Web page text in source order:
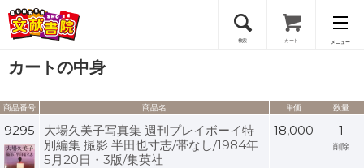
検索 カート メニュー
会員登録
ログイン
カートの中身
商品番号 商品名 単価 数量
9295
大場久美子写真集 週刊プレイボーイ特
別編集 撮影 半田也寸志/帯なし/1984年
5月20日・3版/集英社
18,000 1
削除